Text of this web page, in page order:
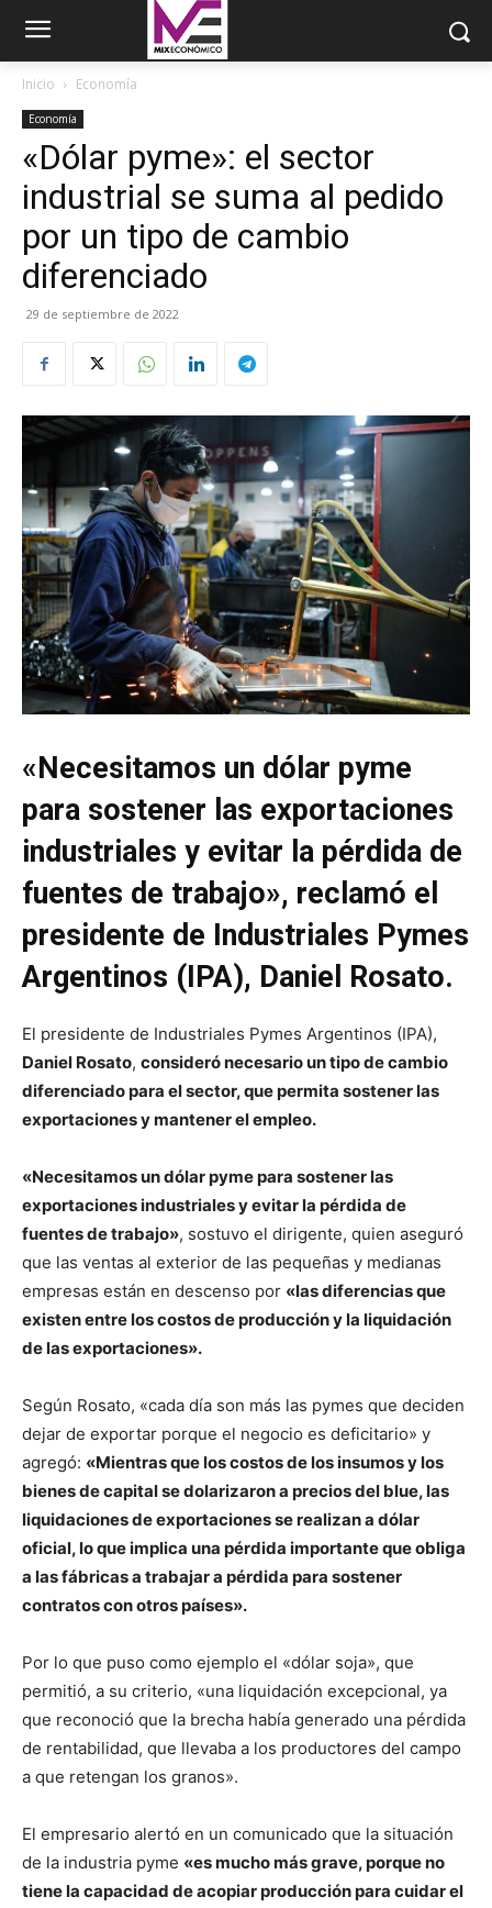
Inicio Economía
Economía
«Dólar pyme»: el sector
industrial se suma al pedido
por un tipo de cambio
diferenciado
29 de septiembre de 2022
«Necesitamos un dólar pyme
para sostener las exportaciones
industriales y evitar la pérdida de
fuentes de trabajo», reclamó el
presidente de Industriales Pymes
Argentinos (IPA), Daniel Rosato.
El presidente de Industriales Pymes Argentinos (IPA),
Daniel Rosato, consideró necesario un tipo de cambio
diferenciado para el sector, que permita sostener las
exportaciones y mantener el empleo.
«Necesitamos un dólar pyme para sostener las
exportaciones industriales y evitar la pérdida de
fuentes de trabajo», sostuvo el dirigente, quien aseguró
que las ventas al exterior de las pequeñas y medianas
empresas están en descenso por «las diferencias que
existen entre los costos de producción y la liquidación
de las exportaciones».
Según Rosato, «cada día son más las pymes que deciden
dejar de exportar porque el negocio es deficitario» y
agregó: «Mientras que los costos de los insumos y los
bienes de capital se dolarizaron a precios del blue, las
liquidaciones de exportaciones se realizan a dólar
oficial, lo que implica una pérdida importante que obliga
a las fábricas a trabajar a pérdida para sostener
contratos con otros países».
Por lo que puso como ejemplo el «dólar soja», que
permitió, a su criterio, «una liquidación excepcional, ya
que reconoció que la brecha había generado una pérdida
de rentabilidad, que llevaba a los productores del campo
a que retengan los granos».
El empresario alertó en un comunicado que la situación
de la industria pyme «es mucho más grave, porque no
tiene la capacidad de acopiar producción para cuidar el